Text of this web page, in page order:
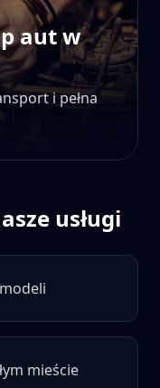
aut w
i pełna
usługi
mieście